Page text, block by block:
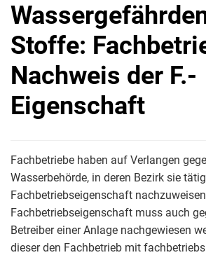
Stoffe:
Nachweis der F.-
Eigenschaft
Fachbetriebe haben auf Verlangen
Wasserbehörde, in deren Bezirk sie
Fachbetriebseigenschaft
Fachbetriebseigenschaft muss auch
Betreiber einer Anlage nachgewiesen
dieser den Fachbetrieb mit